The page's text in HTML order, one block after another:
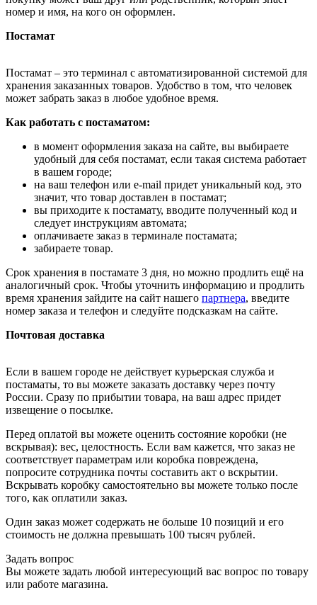
номер и имя, на кого он оформлен.
Постамат
Постамат – это терминал с автоматизированной системой для
хранения заказанных товаров. Удобство в том, что человек
может забрать заказ в любое удобное время.
Как работать с постаматом:
в момент оформления заказа на сайте, вы выбираете
удобный для себя постамат, если такая система работает
в вашем городе;
на ваш телефон или e-mail придет уникальный код, это
значит, что товар доставлен в постамат;
вы приходите к постамату, вводите полученный код и
следует инструкциям автомата;
оплачиваете заказ в терминале постамата;
забираете товар.
Срок хранения в постамате 3 дня, но можно продлить ещё на
аналогичный срок. Чтобы уточнить информацию и продлить
время хранения зайдите на сайт нашего партнера, введите
номер заказа и телефон и следуйте подсказкам на сайте.
Почтовая доставка
Если в вашем городе не действует курьерская служба и
постаматы, то вы можете заказать доставку через почту
России. Сразу по прибытии товара, на ваш адрес придет
извещение о посылке.
Перед оплатой вы можете оценить состояние коробки (не
вскрывая): вес, целостность. Если вам кажется, что заказ не
соответствует параметрам или коробка повреждена,
попросите сотрудника почты составить акт о вскрытии.
Вскрывать коробку самостоятельно вы можете только после
того, как оплатили заказ.
Один заказ может содержать не больше 10 позиций и его
стоимость не должна превышать 100 тысяч рублей.
Задать вопрос
Вы можете задать любой интересующий вас вопрос по товару
или работе магазина.